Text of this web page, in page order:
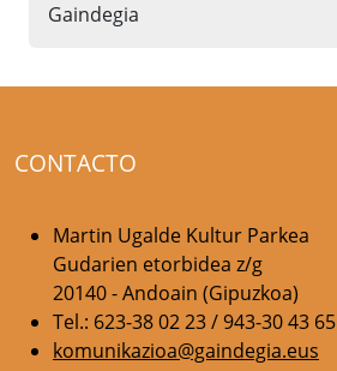
Gaindegia
CONTACTO
Martin Ugalde Kultur Parkea
Gudarien etorbidea z/g
20140 - Andoain (Gipuzkoa)
Tel.: 623-38 02 23 / 943-30 43 65
komunikazioa@gaindegia.eus